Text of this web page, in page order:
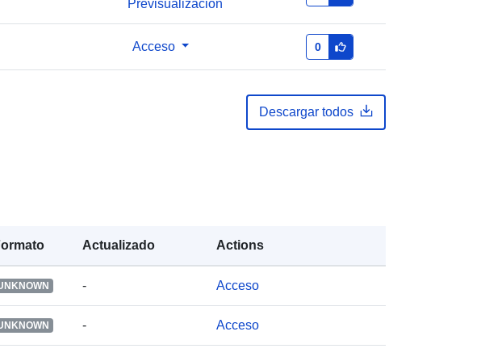
Previsualización
Acceso 0
Descargar todos
Actualizado Actions
- Acceso
- Acceso
Dirección de correo electrónico:
URL:
https://statbel.fgov.be/en
https://statbel.fgov.be/nl
https://statbel.fgov.be/de
https://statbel.fgov.be/fr
Polygon